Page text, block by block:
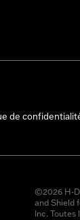
de
©2026 H-D
and Shield
Inc.